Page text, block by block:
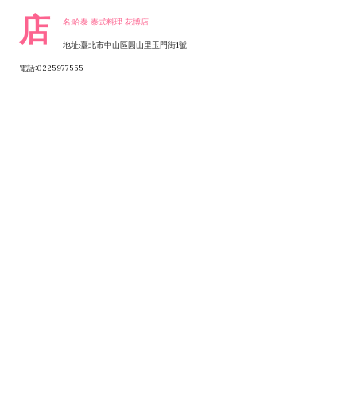
店 名:哈泰 泰式料理 花博店
地址:臺北市中山區圓山里玉門街1號
電話:0225977555